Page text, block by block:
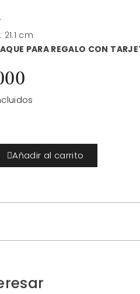
cm
PARA REGALO CON
Añadir al carrito